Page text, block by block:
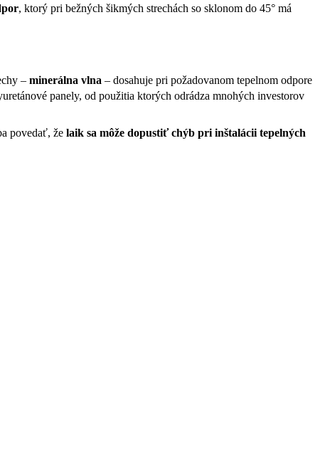
, ktorý pri bežných šikmých strechách so sklonom do 45° má
– minerálna vlna – dosahuje pri požadovanom tepelnom odpore
panely, od použitia ktorých odrádza mnohých investorov
povedať, že laik sa môže dopustiť chýb pri inštalácii tepelných